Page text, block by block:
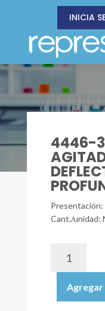
INICIA
4446-
Presentación:
Cant./unidad:
3000
MATRAZ
AGITADOR
Agregar